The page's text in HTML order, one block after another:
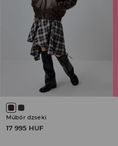
Műbőr dzseki
17 995 HUF